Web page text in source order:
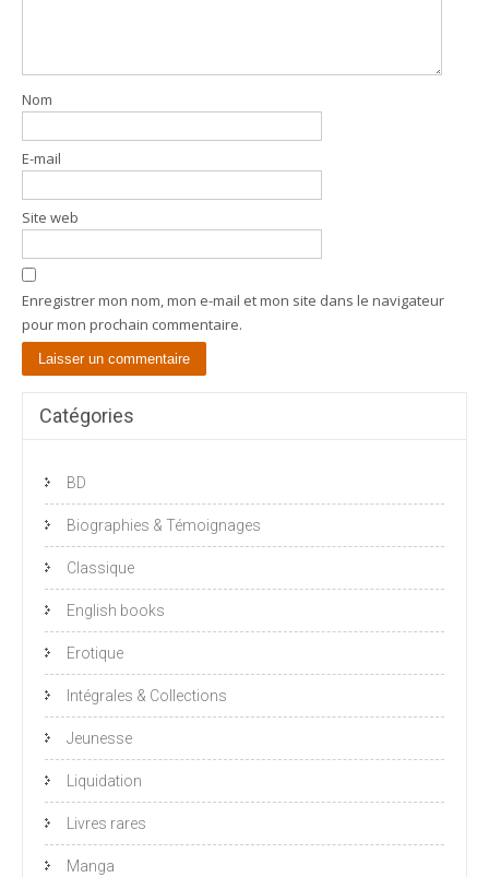
Nom
E-mail
Site web
Enregistrer mon nom, mon e-mail et mon site dans le navigateur
pour mon prochain commentaire.
Catégories
BD
Biographies & Témoignages
Classique
English books
Erotique
Intégrales & Collections
Jeunesse
Liquidation
Livres rares
Manga